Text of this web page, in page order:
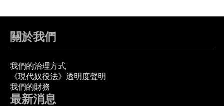
關於我們
我們的治理方式
《現代奴役法》透明度聲明
我們的財務
最新消息